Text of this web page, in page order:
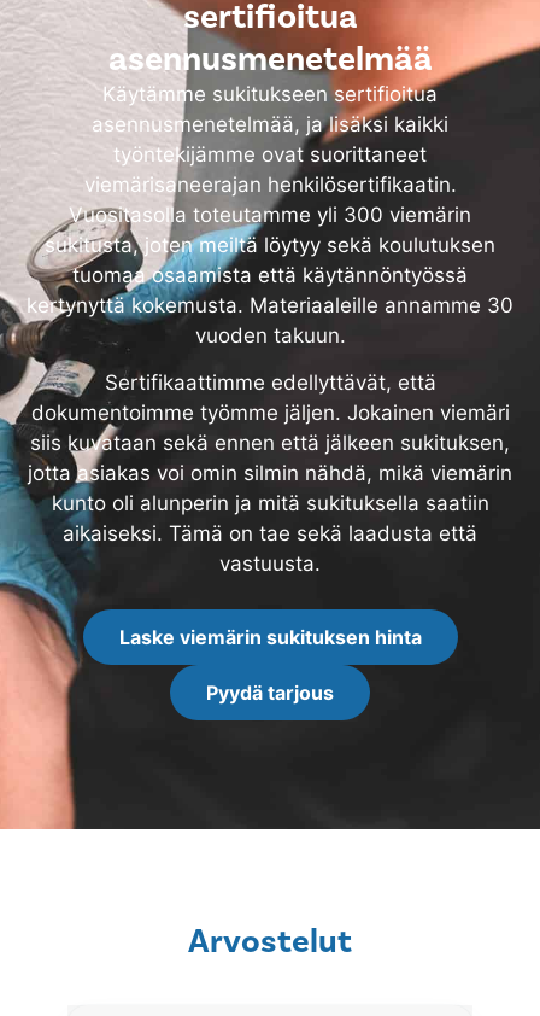
sertifioitua
asennusmenetelmää
Käytämme sukitukseen sertifioitua
asennusmenetelmää, ja lisäksi kaikki
työntekijämme ovat suorittaneet
viemärisaneerajan henkilösertifikaatin.
Vuositasolla toteutamme yli 300 viemärin
sukitusta, joten meiltä löytyy sekä koulutuksen
tuomaa osaamista että käytännöntyössä
kertynyttä kokemusta. Materiaaleille annamme 30
vuoden takuun.
Sertifikaattimme edellyttävät, että
dokumentoimme työmme jäljen. Jokainen viemäri
siis kuvataan sekä ennen että jälkeen sukituksen,
jotta asiakas voi omin silmin nähdä, mikä viemärin
kunto oli alunperin ja mitä sukituksella saatiin
aikaiseksi. Tämä on tae sekä laadusta että
vastuusta.
Laske viemärin sukituksen hinta
Pyydä tarjous
Arvostelut